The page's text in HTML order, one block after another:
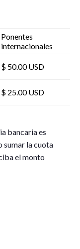
Ponentes
internacionales
$ 50.00 USD
$ 25.00 USD
bancaria es
sumar la cuota
el monto